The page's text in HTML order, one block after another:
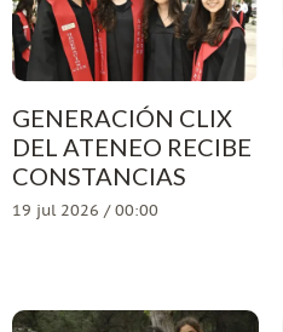
GENERACIÓN CLIX
DEL ATENEO RECIBE
CONSTANCIAS
19 jul 2026 / 00:00